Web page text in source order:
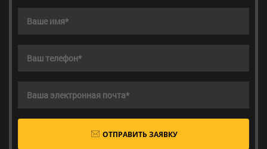
ОТПРАВИТЬ ЗАЯВКУ